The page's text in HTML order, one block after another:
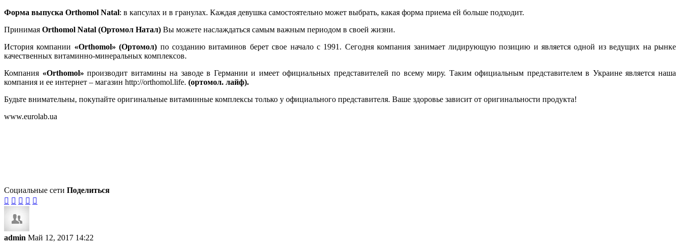
Форма выпуска Orthomol Natal: в капсулах и в гранулах. Каждая девушка самостоятельно может выбрать, какая форма приема ей больше подходит.
Принимая Orthomol Natal (Ортомол Натал) Вы можете наслаждаться самым важным периодом в своей жизни.
История компании «Orthomol» (Ортомол) по созданию витаминов берет свое начало с 1991. Сегодня компания занимает лидирующую позицию и является одной из ведущих на рынке
качественных витаминно-минеральных комплексов.
Компания «Orthomol» производит витамины на заводе в Германии и имеет официальных представителей по всему миру. Таким официальным представителем в Украине является наша
компания и ее интернет – магазин http://orthomol.life. (ортомол. лайф).
Будьте внимательны, покупайте оригинальные витаминные комплексы только у официального представителя. Ваше здоровье зависит от оригинальности продукта!
www.eurolab.ua
Социальные сети Поделиться
    
admin Май 12, 2017 14:22